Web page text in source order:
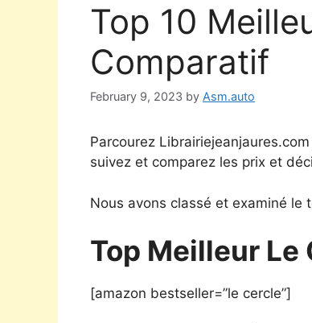
Top 10
Comparatif
February 9, 2023 by Asm.auto
Parcourez
suivez et comparez les prix et
Nous avons classé et examiné le
Top Meilleur
[amazon bestseller=”le cercle”]